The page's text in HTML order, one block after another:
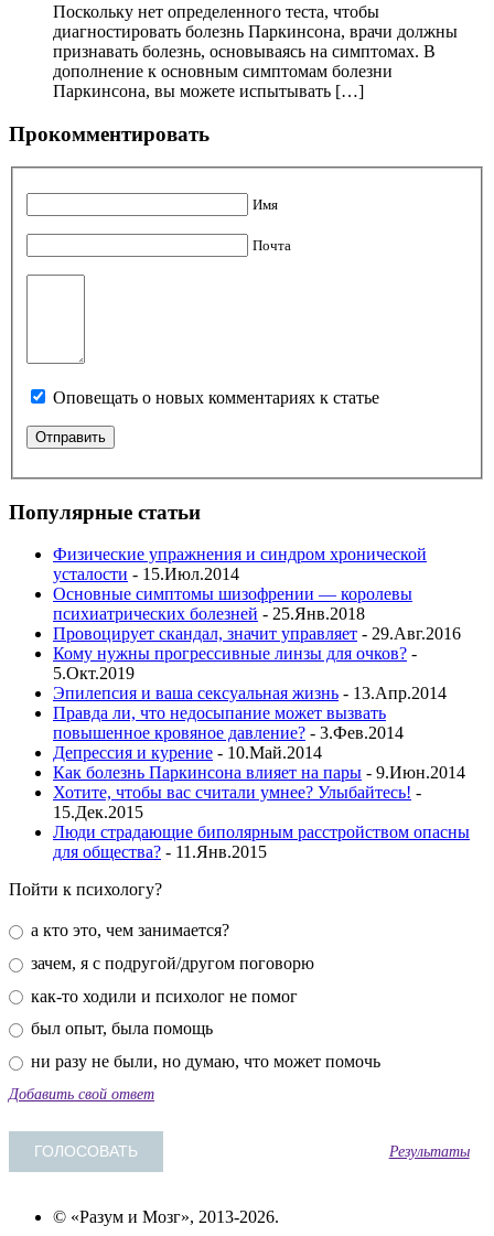
Поскольку нет определенного теста, чтобы
диагностировать болезнь Паркинсона, врачи должны
признавать болезнь, основываясь на симптомах. В
дополнение к основным симптомам болезни
Паркинсона, вы можете испытывать […]
Прокомментировать
Имя
Почта
Оповещать о новых комментариях к статье
Популярные статьи
Физические упражнения и синдром хронической
усталости - 15.Июл.2014
Основные симптомы шизофрении — королевы
психиатрических болезней - 25.Янв.2018
Провоцирует скандал, значит управляет - 29.Авг.2016
Кому нужны прогрессивные линзы для очков? -
5.Окт.2019
Эпилепсия и ваша сексуальная жизнь - 13.Апр.2014
Правда ли, что недосыпание может вызвать
повышенное кровяное давление? - 3.Фев.2014
Депрессия и курение - 10.Май.2014
Как болезнь Паркинсона влияет на пары - 9.Июн.2014
Хотите, чтобы вас считали умнее? Улыбайтесь! -
15.Дек.2015
Люди страдающие биполярным расстройством опасны
для общества? - 11.Янв.2015
Пойти к психологу?
а кто это, чем занимается?
зачем, я с подругой/другом поговорю
как-то ходили и психолог не помог
был опыт, была помощь
ни разу не были, но думаю, что может помочь
Добавить свой ответ
Результаты
© «Разум и Мозг», 2013-2026.